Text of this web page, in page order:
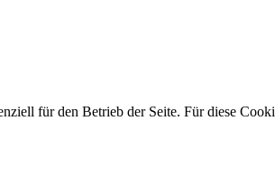
für den Betrieb der Seite. Für diese